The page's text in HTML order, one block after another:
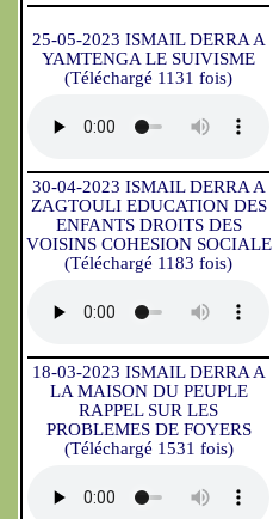
25-05-2023 ISMAIL DERRA A
YAMTENGA LE SUIVISME
(Téléchargé 1131 fois)
30-04-2023 ISMAIL DERRA A
ZAGTOULI EDUCATION DES
ENFANTS DROITS DES
VOISINS COHESION SOCIALE
(Téléchargé 1183 fois)
18-03-2023 ISMAIL DERRA A
LA MAISON DU PEUPLE
RAPPEL SUR LES
PROBLEMES DE FOYERS
(Téléchargé 1531 fois)